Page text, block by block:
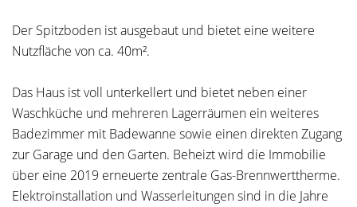
Der Spitzboden ist ausgebaut und bietet eine weitere
Nutzfläche von ca. 40m².
Das Haus ist voll unterkellert und bietet neben einer
Waschküche und mehreren Lagerräumen ein weiteres
Badezimmer mit Badewanne sowie einen direkten Zugang
zur Garage und den Garten. Beheizt wird die Immobilie
über eine 2019 erneuerte zentrale Gas-Brennwerttherme.
Elektroinstallation und Wasserleitungen sind in die Jahre